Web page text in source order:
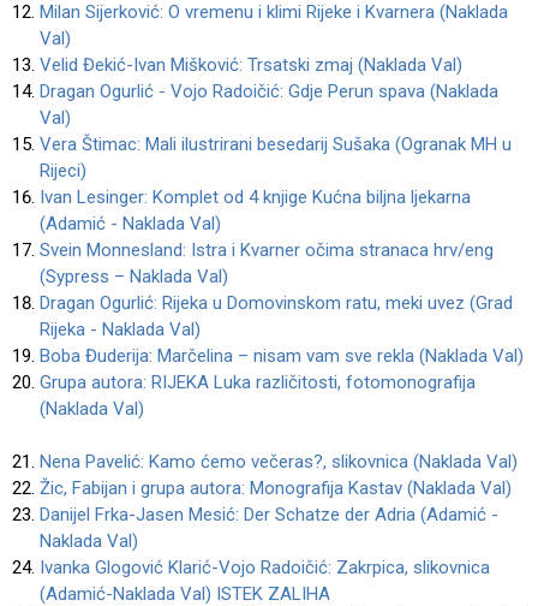
Milan Sijerković: O vremenu i klimi Rijeke i Kvarnera (Naklada
Val)
Velid Đekić-Ivan Mišković: Trsatski zmaj (Naklada Val)
Dragan Ogurlić - Vojo Radoičić: Gdje Perun spava (Naklada
Val)
Vera Štimac: Mali ilustrirani besedarij Sušaka (Ogranak MH u
Rijeci)
Ivan Lesinger: Komplet od 4 knjige Kućna biljna ljekarna
(Adamić - Naklada Val)
Svein Monnesland: Istra i Kvarner očima stranaca hrv/eng
(Sypress – Naklada Val)
Dragan Ogurlić: Rijeka u Domovinskom ratu, meki uvez (Grad
Rijeka - Naklada Val)
Boba Đuderija: Marčelina – nisam vam sve rekla (Naklada Val)
Grupa autora: RIJEKA Luka različitosti, fotomonografija
(Naklada Val)
Nena Pavelić: Kamo ćemo večeras?, slikovnica (Naklada Val)
Žic, Fabijan i grupa autora: Monografija Kastav (Naklada Val)
Danijel Frka-Jasen Mesić: Der Schatze der Adria (Adamić -
Naklada Val)
Ivanka Glogović Klarić-Vojo Radoičić: Zakrpica, slikovnica
(Adamić-Naklada Val) ISTEK ZALIHA